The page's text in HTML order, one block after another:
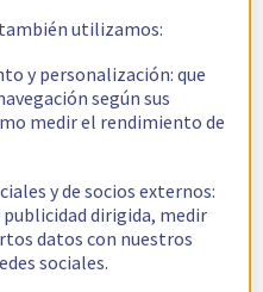
utilizamos:
y personalización: que
según sus
medir el rendimiento de
y de socios externos:
dirigida, medir
datos con nuestros
sociales.